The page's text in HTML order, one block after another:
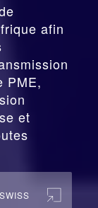
afin
PME,
et